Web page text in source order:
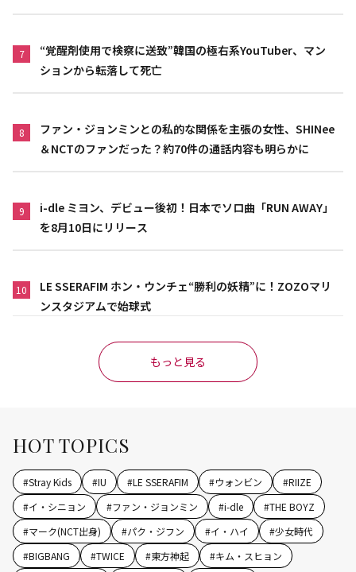
7
“覚醒剤使用で検察に送致”韓国の極右系YouTuber、マン
ションから転落して死亡
8
ファン・ジョンミンとの私的な関係を主張の女性、SHINee
＆NCTのファンだった？約70件の通話内容も明らかに
9
i-dle ミヨン、デビュー後初！日本でソロ曲「RUN AWAY」
を8月10日にリリース
10
LE SSERAFIM ホン・ウンチェ“勝利の妖精”に！ZOZOマリ
ンスタジアムで始球式
もっと見る
HOT TOPICS
#Stray Kids #IU #LE SSERAFIM #ウォンビン #RIIZE
#イ・シニョン #ファン・ジョンミン #i-dle #THE BOYZ
#マーク(NCT出身) #パク・ジフン #イ・ハイ #少女時代
#BIGBANG #TWICE #東方神起 #キム・スヒョン